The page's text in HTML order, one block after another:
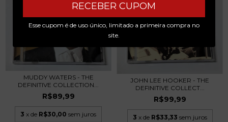
RECEBER CUPOM
Esse cupom é de uso único, limitado a primeira compra no
site.
MUDDY WATERS - THE
DEFINITIVE COLLECTION...
R$89,99
3 x de R$30,00 sem juros
JOHN LEE HOOKER - THE
DEFINITIVE COLLECT...
R$99,99
3 x de R$33,33 sem juros